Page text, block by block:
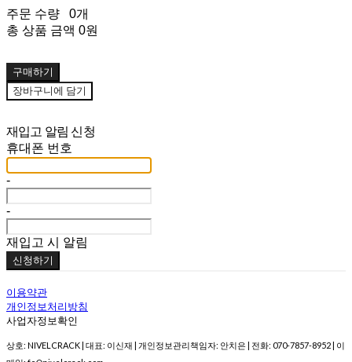
주문 수량
0개
총 상품 금액 0원
구매하기
장바구니에 담기
재입고 알림 신청
휴대폰 번호
-
-
재입고 시 알림
신청하기
이용약관
개인정보처리방침
사업자정보확인
상호: NIVELCRACK | 대표: 이신재 | 개인정보관리책임자: 안치은 | 전화: 070-7857-8952 | 이